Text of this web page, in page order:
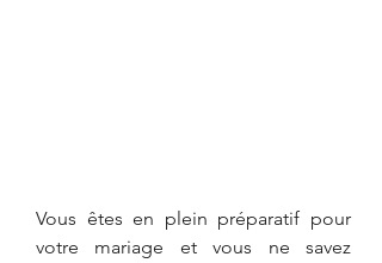
Vous êtes en plein préparatif pour
votre mariage et vous ne savez